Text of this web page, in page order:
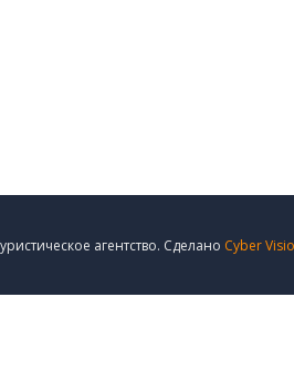
агентство. Сделано Cyber